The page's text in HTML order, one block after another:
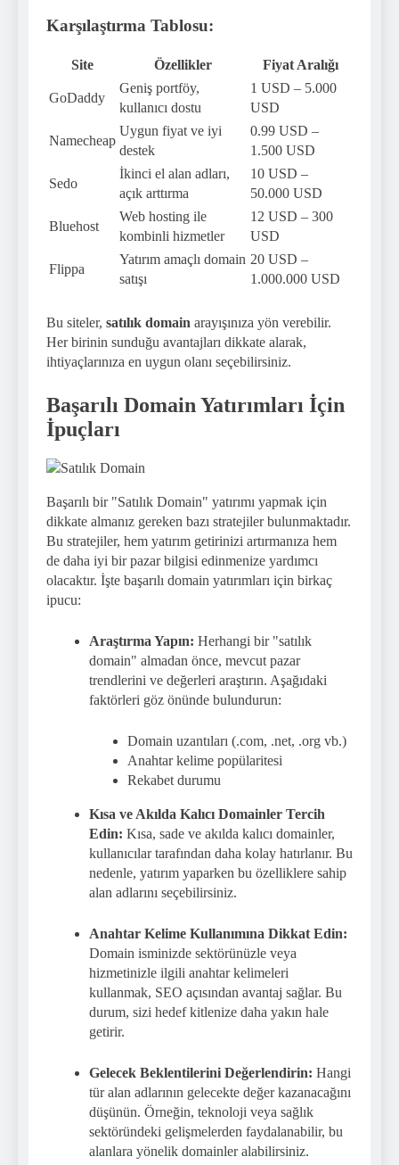
Karşılaştırma Tablosu:
Site Özellikler Fiyat Aralığı
GoDaddy
Geniş portföy,
kullanıcı dostu
1 USD – 5.000
USD
Namecheap
Uygun fiyat ve iyi
destek
0.99 USD –
1.500 USD
Sedo
İkinci el alan adları,
açık arttırma
10 USD –
50.000 USD
Bluehost
Web hosting ile
kombinli hizmetler
12 USD – 300
USD
Flippa
Yatırım amaçlı domain
satışı
20 USD –
1.000.000 USD
Bu siteler, satılık domain arayışınıza yön verebilir.
Her birinin sunduğu avantajları dikkate alarak,
ihtiyaçlarınıza en uygun olanı seçebilirsiniz.
Başarılı Domain Yatırımları İçin
İpuçları
Başarılı bir "Satılık Domain" yatırımı yapmak için
dikkate almanız gereken bazı stratejiler bulunmaktadır.
Bu stratejiler, hem yatırım getirinizi artırmanıza hem
de daha iyi bir pazar bilgisi edinmenize yardımcı
olacaktır. İşte başarılı domain yatırımları için birkaç
ipucu:
Araştırma Yapın: Herhangi bir "satılık
domain" almadan önce, mevcut pazar
trendlerini ve değerleri araştırın. Aşağıdaki
faktörleri göz önünde bulundurun:
Domain uzantıları (.com, .net, .org vb.)
Anahtar kelime popülaritesi
Rekabet durumu
Kısa ve Akılda Kalıcı Domainler Tercih
Edin: Kısa, sade ve akılda kalıcı domainler,
kullanıcılar tarafından daha kolay hatırlanır. Bu
nedenle, yatırım yaparken bu özelliklere sahip
alan adlarını seçebilirsiniz.
Anahtar Kelime Kullanımına Dikkat Edin:
Domain isminizde sektörünüzle veya
hizmetinizle ilgili anahtar kelimeleri
kullanmak, SEO açısından avantaj sağlar. Bu
durum, sizi hedef kitlenize daha yakın hale
getirir.
Gelecek Beklentilerini Değerlendirin: Hangi
tür alan adlarının gelecekte değer kazanacağını
düşünün. Örneğin, teknoloji veya sağlık
sektöründeki gelişmelerden faydalanabilir, bu
alanlara yönelik domainler alabilirsiniz.